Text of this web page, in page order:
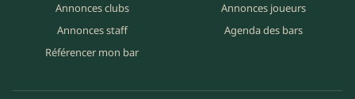
Annonces clubs
Annonces joueurs
Annonces staff
Agenda des bars
Référencer mon bar